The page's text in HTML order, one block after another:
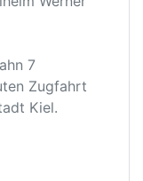
7
Zugfahrt
Kiel.